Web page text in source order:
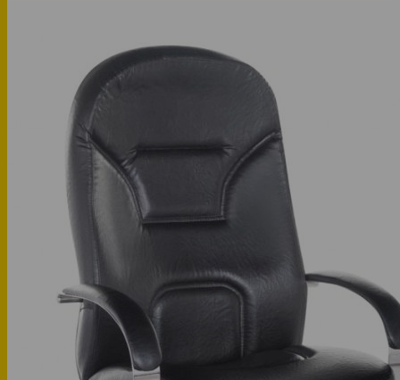
Dự án
Công trình văn phòng
Công trình nhà ở
Sản phẩm
Văn phòng
Phòng khách
Phòng bếp
Phòng ngủ
Hotline: 0947 323438